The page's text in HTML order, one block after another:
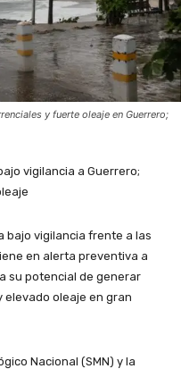
y fuerte oleaje en Guerrero;
vigilancia a Guerrero;
bajo vigilancia frente a las
en alerta preventiva a
su potencial de generar
oleaje en gran
Nacional (SMN) y la